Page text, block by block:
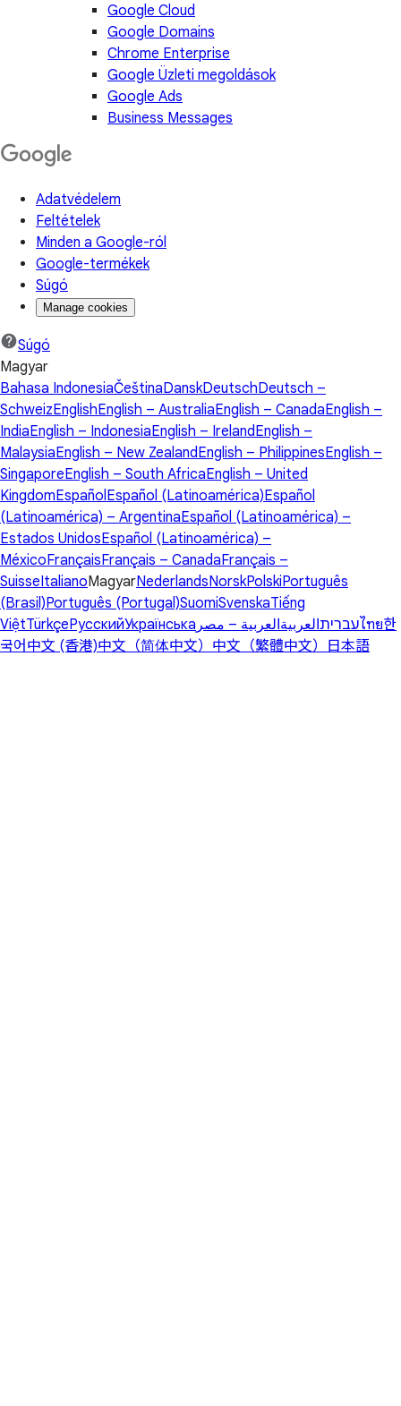
Google Cloud
Google Domains
Chrome Enterprise
Google Üzleti megoldások
Google Ads
Business Messages
Adatvédelem
Feltételek
Minden a Google-ról
Google-termékek
Súgó
Manage cookies
Súgó
Magyar
Bahasa IndonesiaČeštinaDanskDeutschDeutsch –
SchweizEnglishEnglish – AustraliaEnglish – CanadaEnglish –
IndiaEnglish – IndonesiaEnglish – IrelandEnglish –
MalaysiaEnglish – New ZealandEnglish – PhilippinesEnglish –
SingaporeEnglish – South AfricaEnglish – United
KingdomEspañol Español (Latinoamérica)Español
(Latinoamérica) – ArgentinaEspañol (Latinoamérica) –
Estados UnidosEspañol (Latinoamérica) –
MéxicoFrançaisFrançais – CanadaFrançais –
SuisseItalianoMagyarNederlandsNorskPolskiPortuguês
(Brasil)Português (Portugal)SuomiSvenskaTiếng
ViệtTürkçeРусскийУкраїнська עבריתالعربيةالعربية – مصر ไทย한
국어 中文 (香港)中文（简体中文） 中文（繁體中文） 日本語